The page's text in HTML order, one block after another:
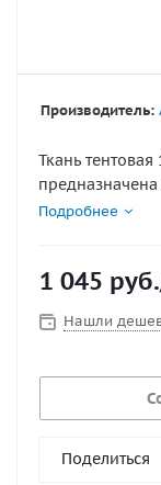
Производитель:
Ткань тентовая
предназначена
Технические
ткани (метод
Прочность
долевой
раздир по
покрытия
погонных
Подробнее
1 045 руб.
Нашли
Поделиться